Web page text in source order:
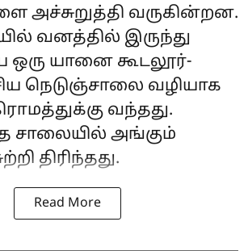
அச்சுறுத்தி வருகின்றன.
வனத்தில் இருந்து
ஒரு யானை கூடலூர்-
நெடுஞ்சாலை வழியாக
வந்தது.
சாலையில் அங்கும்
திரிந்தது.
Read More